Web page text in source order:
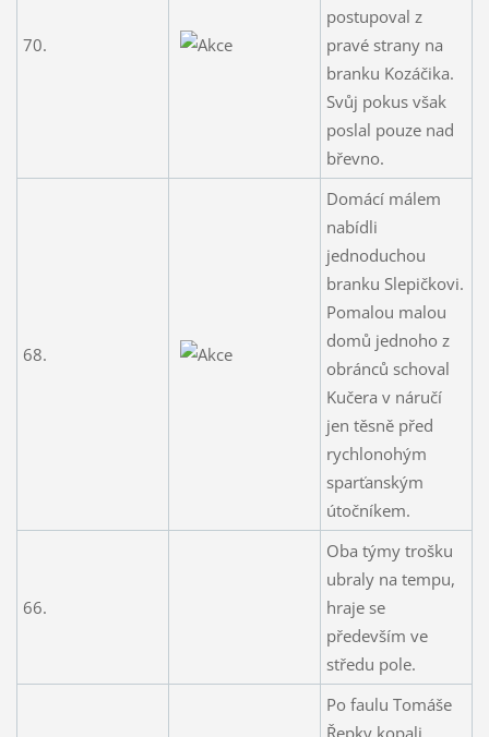
70.
postupoval z
pravé strany na
branku Kozáčika.
Svůj pokus však
poslal pouze nad
břevno.
68.
Domácí málem
nabídli
jednoduchou
branku Slepičkovi.
Pomalou malou
domů jednoho z
obránců schoval
Kučera v náručí
jen těsně před
rychlonohým
sparťanským
útočníkem.
66.
Oba týmy trošku
ubraly na tempu,
hraje se
především ve
středu pole.
Po faulu Tomáše
Řepky kopali